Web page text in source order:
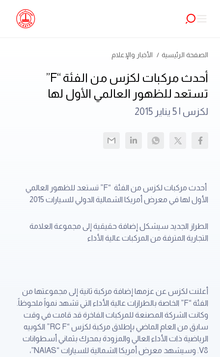
الصفحة الرئيسية الأخبار والإعلام
أحدث مركبات لكزس من الفئة “F”
تستعد للظهور العالمي الأول لها
لكزس | 5 يناير 2015
أحدث مركبات لكزس من الفئة “F” تستعد للظهور العالمي
الأول لها في معرض أمريكا الشمالية الدولي للسيارات 2015
الطراز الجديد سيشكل إضافة حقيقية إلى مجموعة العلامة
التجارية المترفة من المركبات عالية الأداء
أعلنت لكزس عن عزمها إضافة مركبة ثانية إلى مجموعتها من
الفئة “F” الخاصة بالطرازات عالية الأداء التي تشهد نمواً ملحوظاً.
وكانت الشركة المصنعة للمركبات الفاخرة قد قامت في وقت
سابق من العام الماضي بإطلاق مركبة لكزس “RC F” الكوبيه
الرياضية ذات الأداء العالي والمزودة بمحرك بثماني أسطوانات
V8. وسيشهد معرض أمريكا الشمالية للسيارات “NAIAS”،